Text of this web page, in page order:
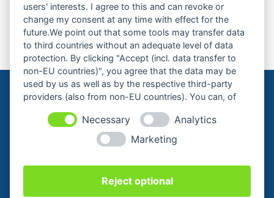
Nächste Veranstaltung
Cookie-Einstellungen ändern
KONTAKT
ZAHLUNGSARTEN
users' interests. I agree to this and can revoke or
change my consent at any time with effect for the
future.We point out that some tools may transfer data
to third countries without an adequate level of data
protection. By clicking "Accept (incl. data transfer to
non-EU countries)", you agree that the data may be
used by us as well as by the respective third-party
providers (also from non-EU countries). You can, of
Necessary
Analytics
Marketing
Reject optional